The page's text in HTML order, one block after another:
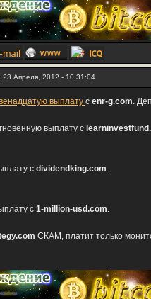
23 Апреля, 2012 - 10:31:04
выплату с enr-g.com.
выплату с
с dividendking.com.
с 1-million-usd.com.
СКАМ, платит только